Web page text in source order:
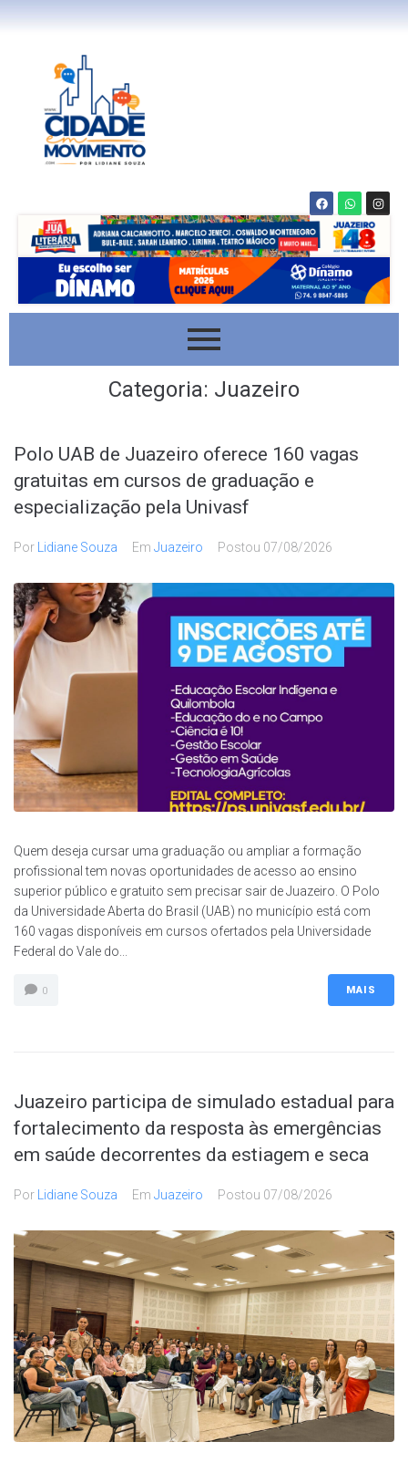
Categoria: Juazeiro
Polo UAB de Juazeiro oferece 160 vagas
gratuitas em cursos de graduação e
especialização pela Univasf
Por Lidiane Souza Em Juazeiro Postou 07/08/2026
Quem deseja cursar uma graduação ou ampliar a formação
profissional tem novas oportunidades de acesso ao ensino
superior público e gratuito sem precisar sair de Juazeiro. O Polo
da Universidade Aberta do Brasil (UAB) no município está com
160 vagas disponíveis em cursos ofertados pela Universidade
Federal do Vale do...
0 MAIS
Juazeiro participa de simulado estadual para
fortalecimento da resposta às emergências
em saúde decorrentes da estiagem e seca
Por Lidiane Souza Em Juazeiro Postou 07/08/2026